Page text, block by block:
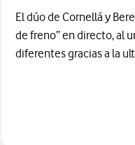
El dúo de Cornellá y
de freno” en directo, al
diferentes gracias a la